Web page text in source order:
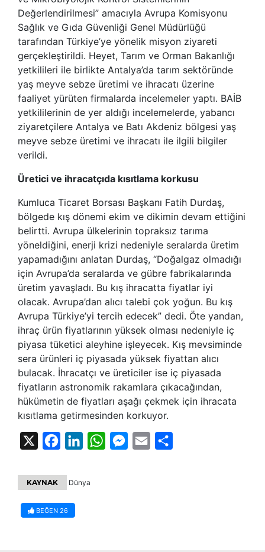
Değerlendirilmesi” amacıyla Avrupa Komisyonu
Sağlık ve Gıda Güvenliği Genel Müdürlüğü
tarafından Türkiye’ye yönelik misyon ziyareti
gerçekleştirildi. Heyet, Tarım ve Orman Bakanlığı
yetkilileri ile birlikte Antalya’da tarım sektöründe
yaş meyve sebze üretimi ve ihracatı üzerine
faaliyet yürüten firmalarda incelemeler yaptı. BAİB
yetkililerinin de yer aldığı incelemelerde, yabancı
ziyaretçilere Antalya ve Batı Akdeniz bölgesi yaş
meyve sebze üretimi ve ihracatı ile ilgili bilgiler
verildi.
Üretici ve ihracatçıda kısıtlama korkusu
Kumluca Ticaret Borsası Başkanı Fatih Durdaş,
bölgede kış dönemi ekim ve dikimin devam ettiğini
belirtti. Avrupa ülkelerinin topraksız tarıma
yöneldiğini, enerji krizi nedeniyle seralarda üretim
yapamadığını anlatan Durdaş, “Doğalgaz olmadığı
için Avrupa’da seralarda ve gübre fabrikalarında
üretim yavaşladı. Bu kış ihracatta fiyatlar iyi
olacak. Avrupa’dan alıcı talebi çok yoğun. Bu kış
Avrupa Türkiye’yi tercih edecek” dedi. Öte yandan,
ihraç ürün fiyatlarının yüksek olması nedeniyle iç
piyasa tüketici aleyhine işleyecek. Kış mevsiminde
sera ürünleri iç piyasada yüksek fiyattan alıcı
bulacak. İhracatçı ve üreticiler ise iç piyasada
fiyatların astronomik rakamlara çıkacağından,
hükümetin de fiyatları aşağı çekmek için ihracata
kısıtlama getirmesinden korkuyor.
FacebookLinkedInWhatsAppMessenger
Email
KAYNAK Dünya
BEĞEN 26